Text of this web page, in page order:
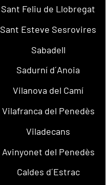
Sant Feliu de Llobregat
Sant Esteve Sesrovires
Sabadell
Sadurní d´Anoia
Vilanova del Camí
Vilafranca del Penedès
Viladecans
Avinyonet del Penedès
Caldes d´Estrac